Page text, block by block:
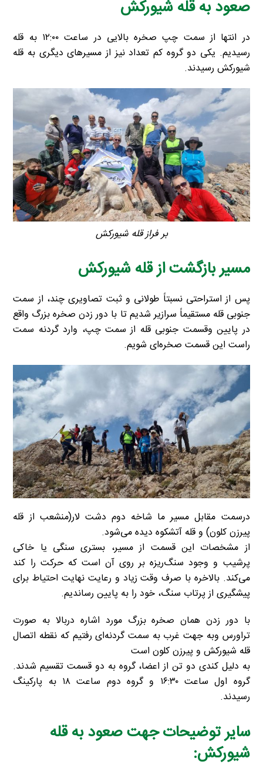
صعود به قله شیورکش
در انتها از سمت چپ صخره بالایی در ساعت ۱۲:۰۰ به قله
رسیدیم. یکی دو گروه کم تعداد نیز از مسیر‌های دیگری به قله
شیورکش رسیدند.
بر فراز قله شیورکش
مسیر بازگشت از قله شیورکش
پس از استراحتی نسبتاً طولانی و ثبت تصاویری چند، از سمت
جنوبی قله مستقیماً سرازیر شدیم تا با دور زدن صخره بزرگ واقع
در پایین وقسمت جنوبی قله از سمت چپ، وارد گردنه سمت
راست این قسمت صخره‌ای شویم.
درسمت مقابل مسیر ما شاخه دوم دشت لار(منشعب از قله
پیرزن کلون) و قله آتشکوه دیده می‌شود.‌
از مشخصات این قسمت از مسیر، بستری سنگی یا خاکی
پرشیب و وجود سنگ‌ریزه‌ بر روی آن است که حرکت را کند
می‌کند. بالاخره با صرف وقت زیاد و رعایت نهایت احتیاط برای
پیشگیری از پرتاب سنگ، خود را به پایین رساندیم.
با دور زدن همان صخره بزرگ مورد اشاره دربالا به صورت
تراورس وبه جهت غرب به سمت گردنه‌ای رفتیم که نقطه اتصال
قله شیور‌کش و پیرزن کلون است
به دلیل کندی دو تن از اعضا، گروه به دو قسمت تقسیم شدند.
گروه اول ساعت ۱۶:۳۰ و گروه دوم ساعت ۱۸ به پارکینگ
رسیدند.
سایر توضیحات جهت صعود به قله
شیورکش: